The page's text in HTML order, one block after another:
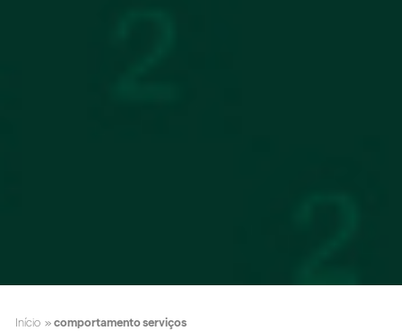
Início » comportamento serviços